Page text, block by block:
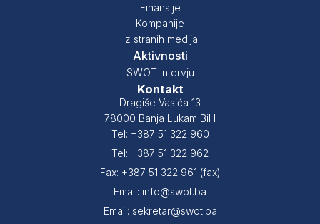
Finansije
Kompanije
Iz stranih medija
Aktivnosti
SWOT Intervju
Kontakt
Dragiše Vasića 13
78000 Banja Lukam BiH
Tel: +387 51 322 960
Tel: +387 51 322 962
Fax: +387 51 322 961 (fax)
Email: info@swot.ba
Email: sekretar@swot.ba